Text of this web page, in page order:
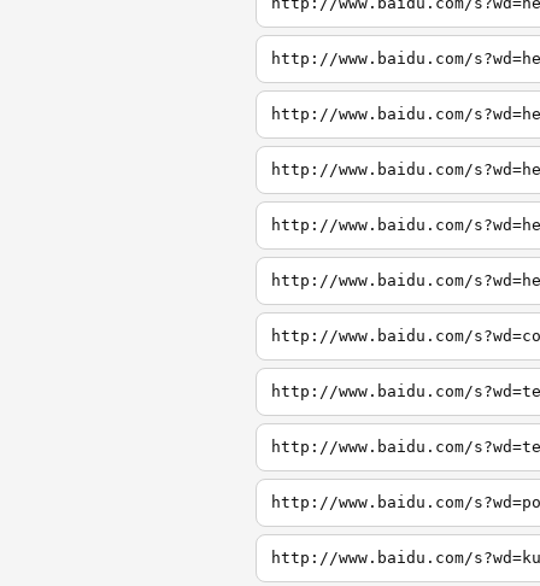
http://www.baidu.com/
http://www.baidu.com/
http://www.baidu.com/
http://www.baidu.com/
http://www.baidu.com/
http://www.baidu.com/
http://www.baidu.com/
http://www.baidu.com/
http://www.baidu.com/
http://www.baidu.com/